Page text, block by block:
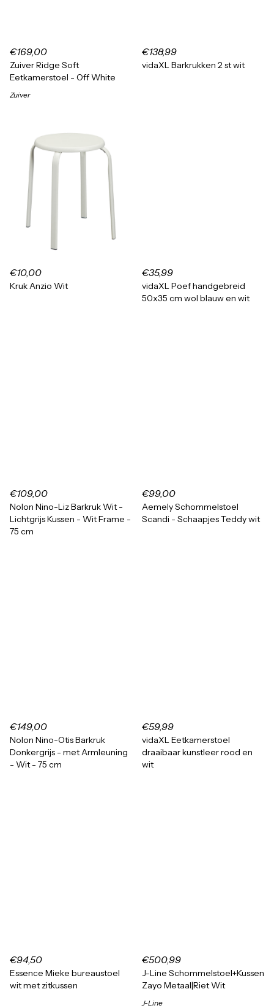
€169,00
Zuiver Ridge Soft
Eetkamerstoel - Off White
Zuiver
€138,99
vidaXL Barkrukken 2 st wit
€10,00
Kruk Anzio Wit
€35,99
vidaXL Poef handgebreid
50x35 cm wol blauw en wit
€109,00
Nolon Nino-Liz Barkruk Wit -
Lichtgrijs Kussen - Wit Frame -
75 cm
€99,00
Aemely Schommelstoel
Scandi - Schaapjes Teddy wit
€149,00
Nolon Nino-Otis Barkruk
Donkergrijs - met Armleuning
- Wit - 75 cm
€59,99
vidaXL Eetkamerstoel
draaibaar kunstleer rood en
wit
€94,50
Essence Mieke bureaustoel
wit met zitkussen
€500,99
J-Line Schommelstoel+Kussen
Zayo Metaal|Riet Wit
J-Line